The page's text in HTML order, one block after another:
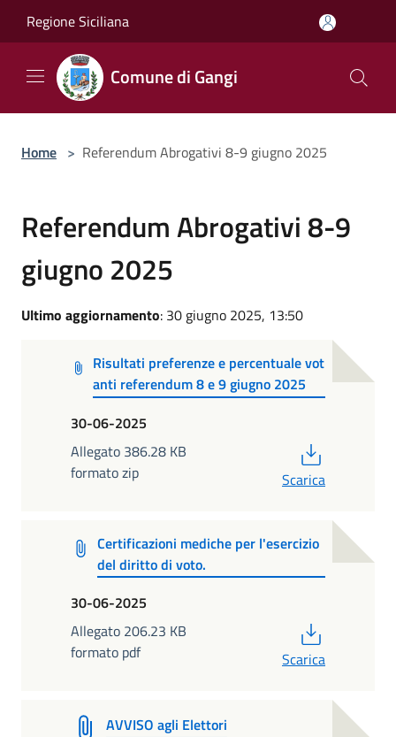
Regione Siciliana
Comune di Gangi
Home > Referendum Abrogativi 8-9 giugno 2025
Referendum Abrogativi 8-9
giugno 2025
Ultimo aggiornamento: 30 giugno 2025, 13:50
Risultati preferenze e percentuale vot
anti referendum 8 e 9 giugno 2025
30-06-2025
Allegato 386.28 KB
formato zip
Scarica
Certificazioni mediche per l'esercizio
del diritto di voto.
30-06-2025
Allegato 206.23 KB
formato pdf
Scarica
AVVISO agli Elettori